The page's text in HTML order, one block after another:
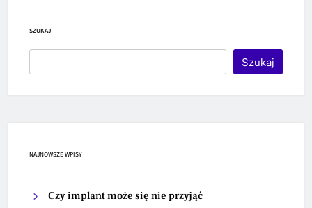
SZUKAJ
Szukaj
NAJNOWSZE WPISY
Czy implant może się nie przyjąć